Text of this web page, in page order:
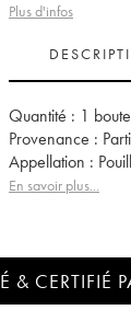
Plus d'infos
Quantité : 1
Provenance :
Appellation :
En savoir plus...
& CERTIFIÉ